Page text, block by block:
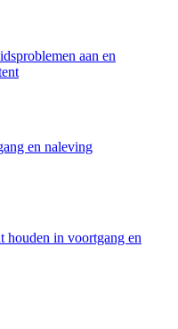
aan en
en naleving
in voortgang en